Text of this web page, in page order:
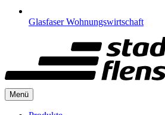
Glasfaser Wohnungswirtschaft
Menü